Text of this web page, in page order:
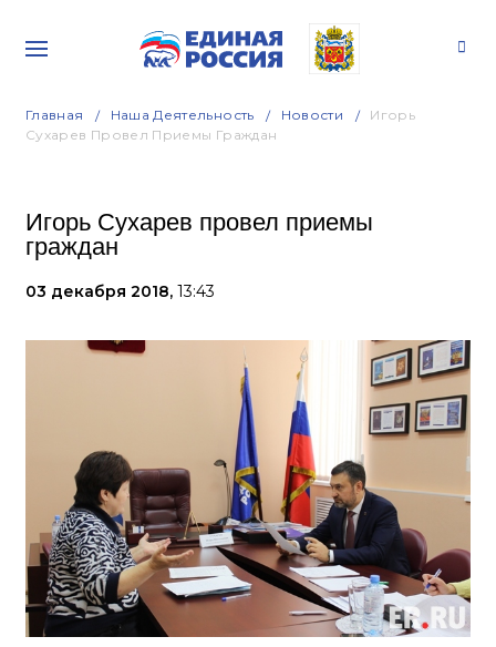
Главная Наша Деятельность Новости
Игорь
Сухарев Провел Приемы Граждан
Игорь Сухарев провел приемы
граждан
03 декабря 2018, 13:43